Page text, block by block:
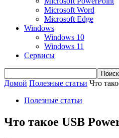
Microsoft Word
Microsoft Edge
Windows
Windows 10
Windows 11
Сервисы
Домой Полезные статьи Что
Полезные статьи
Что такое USB